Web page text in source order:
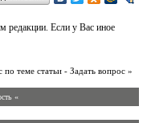
редакции. Если у Вас иное
по теме статьи - Задать вопрос »
«